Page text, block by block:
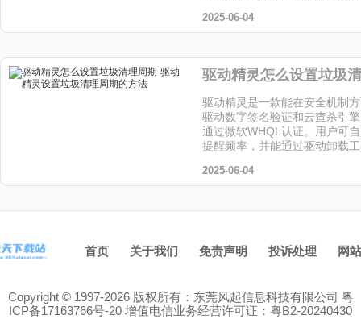
2025-06-04
驱动精灵是一款能在安全机制
驱动数字签名验证和云查杀引
通过微软WHQL认证。用户可
提醒频率，并能通过驱动卸载
站下载吧！
2025-06-04
首页 关于我们 免责声明 投诉处理 网
Copyright © 1997-2026 版权所有：东莞风起信息科技有限公司 粤
ICP备17163766号-20 增值电信业务经营许可证：粤B2-20240430